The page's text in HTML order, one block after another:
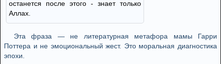
останется после этого - знает только
Аллах.
Эта фраза — не литературная метафора мамы Гарри
Поттера и не эмоциональный жест. Это моральная диагностика
эпохи.